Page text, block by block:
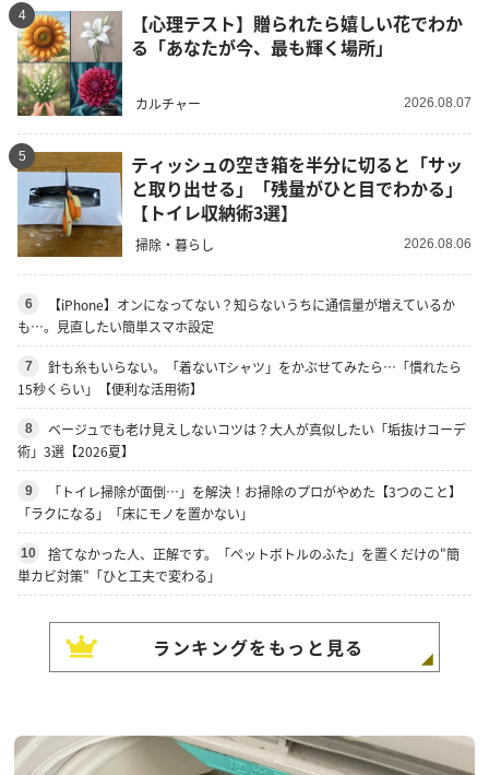
4
【心理テスト】贈られたら嬉しい花でわか
る「あなたが今、最も輝く場所」
カルチャー 2026.08.07
5
ティッシュの空き箱を半分に切ると「サッ
と取り出せる」「残量がひと目でわかる」
【トイレ収納術3選】
掃除・暮らし 2026.08.06
6
【iPhone】オンになってない？知らないうちに通信量が増えているか
も…。見直したい簡単スマホ設定
7
針も糸もいらない。「着ないTシャツ」をかぶせてみたら…「慣れたら
15秒くらい」【便利な活用術】
8
ベージュでも老け見えしないコツは？大人が真似したい「垢抜けコーデ
術」3選【2026夏】
9
「トイレ掃除が面倒…」を解決！お掃除のプロがやめた【3つのこと】
「ラクになる」「床にモノを置かない」
10
捨てなかった人、正解です。「ペットボトルのふた」を置くだけの"簡
単カビ対策"「ひと工夫で変わる」
ランキングをもっと見る